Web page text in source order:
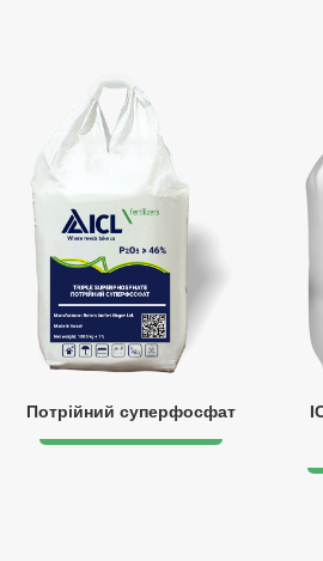
Потрійний суперфосфат